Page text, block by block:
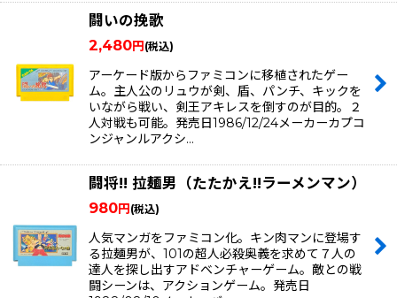
闘いの挽歌
2,480円 (税込)
アーケード版からファミコンに移植されたゲー
ム。主人公のリュウが剣、盾、パンチ、キックを
いながら戦い、剣王アキレスを倒すのが目的。２
人対戦も可能。発売日1986/12/24メーカーカプコ
ンジャンルアクシ…
闘将!! 拉麺男（たたかえ!!ラーメンマン）
980円 (税込)
人気マンガをファミコン化。キン肉マンに登場す
る拉麺男が、101の超人必殺奥義を求めて７人の
達人を探し出すアドベンチャーゲーム。敵との戦
闘シーンは、アクションゲーム。発売日